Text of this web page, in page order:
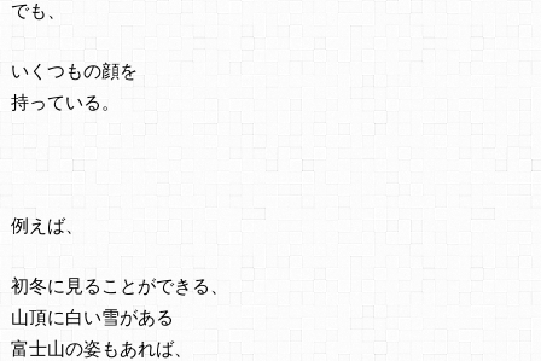
でも、
いくつもの顔を
持っている。
例えば、
初冬に見ることができる、
山頂に白い雪がある
富士山の姿もあれば、